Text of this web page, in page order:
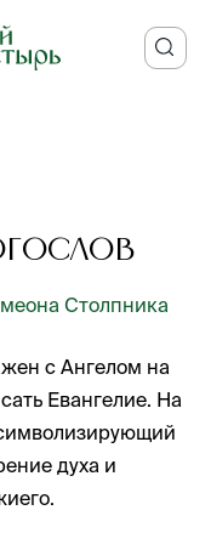
Столпника
с Ангелом на
Евангелие. На
духа и